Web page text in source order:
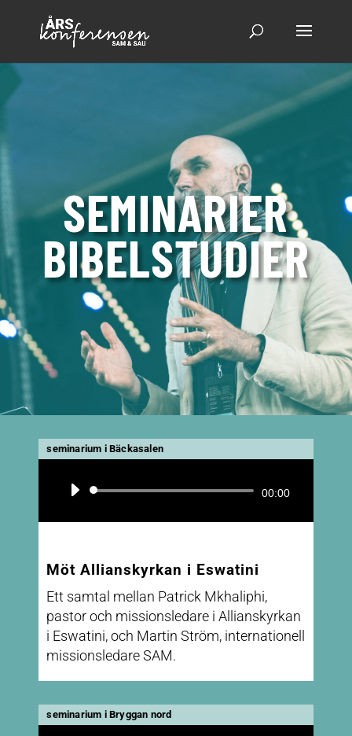
SEMI­NARIER
BIBEL­STUDIER
seminarium i Bäckasalen
Ljudspelare 00:00
Möt Allianskyrkan i Eswatini
Ett samtal mellan Patrick Mkhaliphi,
pastor och missionsledare i Allianskyrkan
i Eswatini, och Martin Ström, internationell
missionsledare SAM.
seminarium i Bryggan nord